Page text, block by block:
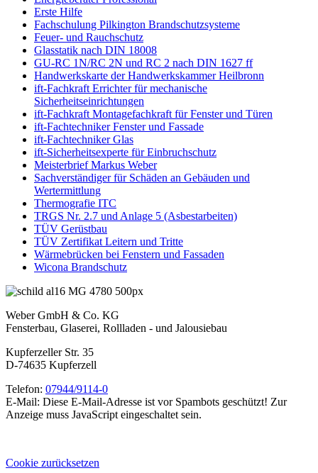
Erste Hilfe
Fachschulung Pilkington Brandschutzsysteme
Feuer- und Rauchschutz
Glasstatik nach DIN 18008
GU-RC 1N/RC 2N und RC 2 nach DIN 1627 ff
Handwerkskarte der Handwerkskammer Heilbronn
ift-Fachkraft Errichter für mechanische
Sicherheitseinrichtungen
ift-Fachkraft Montagefachkraft für Fenster und Türen
ift-Fachtechniker Fenster und Fassade
ift-Fachtechniker Glas
ift-Sicherheitsexperte für Einbruchschutz
Meisterbrief Markus Weber
Sachverständiger für Schäden an Gebäuden und
Wertermittlung
Thermografie ITC
TRGS Nr. 2.7 und Anlage 5 (Asbestarbeiten)
TÜV Gerüstbau
TÜV Zertifikat Leitern und Tritte
Wärmebrücken bei Fenstern und Fassaden
Wicona Brandschutz
Weber GmbH & Co. KG
Fensterbau, Glaserei, Rollladen - und Jalousiebau
Kupferzeller Str. 35
D-74635 Kupferzell
Telefon: 07944/9114-0
E-Mail: Diese E-Mail-Adresse ist vor Spambots geschützt! Zur
Anzeige muss JavaScript eingeschaltet sein.
Cookie zurücksetzen